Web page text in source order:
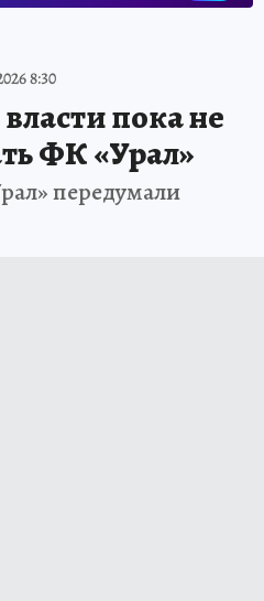
8:30
пока не
ФК «Урал»
передумали